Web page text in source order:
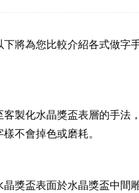
將為您比較介紹各式做字
製化水晶獎盃表層的手法
不會掉色或磨耗。
獎盃表面於水晶獎盃中間